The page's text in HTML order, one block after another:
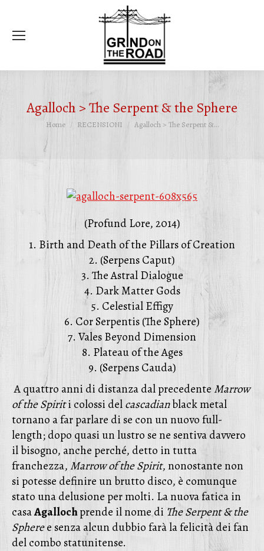
Agalloch > The Serpent & the Sphere
Tu sei qui:
Home RECENSIONI Agalloch > The Serpent &…
(Profund Lore, 2014)
1. Birth and Death of the Pillars of Creation
2. (Serpens Caput)
3. The Astral Dialogue
4. Dark Matter Gods
5. Celestial Effigy
6. Cor Serpentis (The Sphere)
7. Vales Beyond Dimension
8. Plateau of the Ages
9. (Serpens Cauda)
A quattro anni di distanza dal precedente Marrow
of the Spiriti colossi delcascadianblack metal
tornano a far parlare di se con un nuovo full-
length; dopo quasi un lustro se ne sentiva davvero
il bisogno, anche perché, detto in tutta
franchezza, Marrow of the Spirit, nonostante non
si potesse definire un brutto disco, è comunque
stato una delusione per molti. La nuova fatica in
casaAgallochprende il nome di The Serpent & the
Spheree senza alcun dubbio farà la felicità dei fan
del combo statunitense.